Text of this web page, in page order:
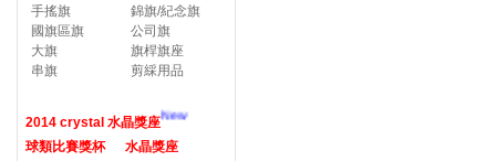
手搖旗
錦旗/紀念旗
國旗區旗
公司旗
大旗
旗桿旗座
串旗
剪綵用品
2014 crystal 水晶獎座 New
球類比賽獎杯
水晶獎座